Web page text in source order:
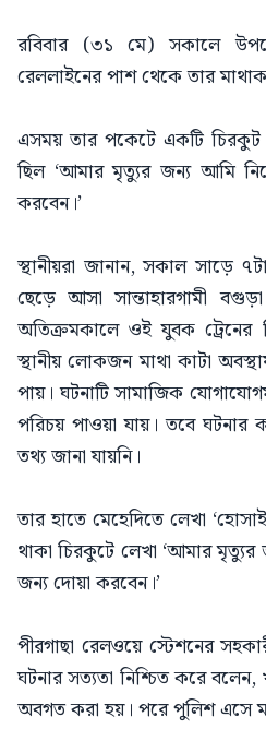
রবিবার (৩১ মে) সকালে
রেললাইনের পাশ থেকে তার
এসময় তার পকেটে একটি চিরকুট
ছিল ‘আমার মৃত্যুর জন্য আমি
করবেন।’
স্থানীয়রা জানান, সকাল সাড়ে
ছেড়ে আসা সান্তাহারগামী
অতিক্রমকালে ওই যুবক ট্রেনের
স্থানীয় লোকজন মাথা কাটা
পায়। ঘটনাটি সামাজিক
পরিচয় পাওয়া যায়। তবে ঘটনার
তথ্য জানা যায়নি।
তার হাতে মেহেদিতে লেখা
থাকা চিরকুটে লেখা ‘আমার
জন্য দোয়া করবেন।’
পীরগাছা রেলওয়ে স্টেশনের
ঘটনার সত্যতা নিশ্চিত করে
অবগত করা হয়। পরে পুলিশ এসে